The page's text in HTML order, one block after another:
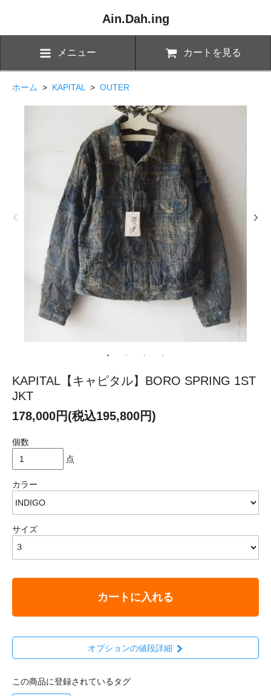
Ain.Dah.ing
メニュー カートを見る
ホーム > KAPITAL > OUTER
KAPITAL【キャピタル】BORO SPRING 1ST
JKT
178,000円(税込195,800円)
個数
点
カラー
サイズ
カートに入れる
オプションの値段詳細
この商品に登録されているタグ